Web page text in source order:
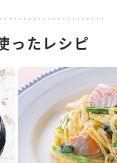
ったレシピ